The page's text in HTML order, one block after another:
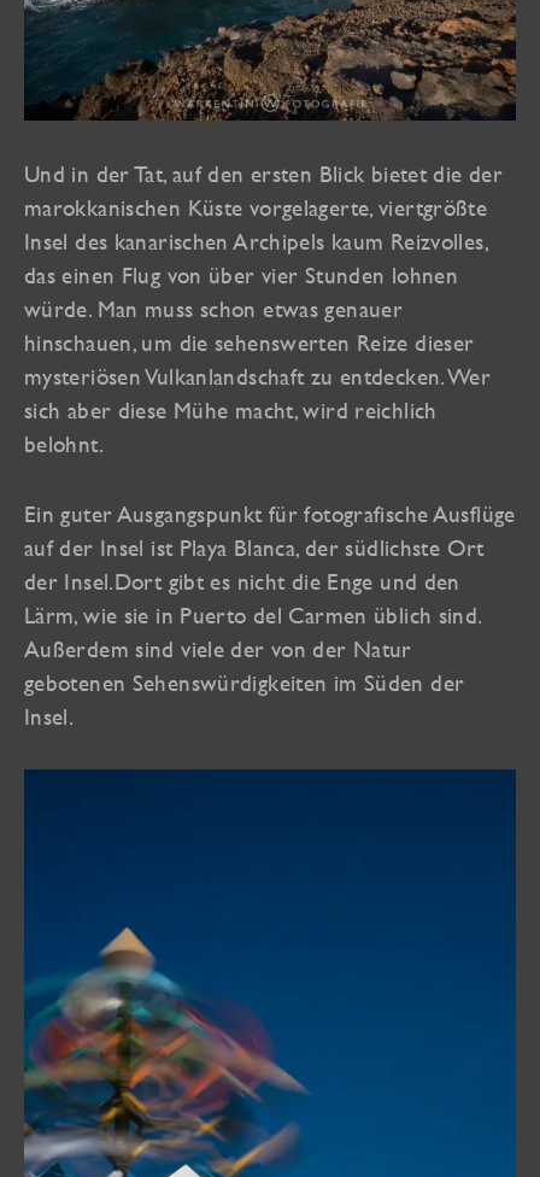
Und in der Tat, auf den ersten Blick bietet die der
marokkanischen Küste vorgelagerte, viertgrößte
Insel des kanarischen Archipels kaum Reizvolles,
das einen Flug von über vier Stunden lohnen
würde. Man muss schon etwas genauer
hinschauen, um die sehenswerten Reize dieser
mysteriösen Vulkanlandschaft zu entdecken. Wer
sich aber diese Mühe macht, wird reichlich
belohnt.
Ein guter Ausgangspunkt für fotografische Ausflüge
auf der Insel ist Playa Blanca, der südlichste Ort
der Insel.Dort gibt es nicht die Enge und den
Lärm, wie sie in Puerto del Carmen üblich sind.
Außerdem sind viele der von der Natur
gebotenen Sehenswürdigkeiten im Süden der
Insel.